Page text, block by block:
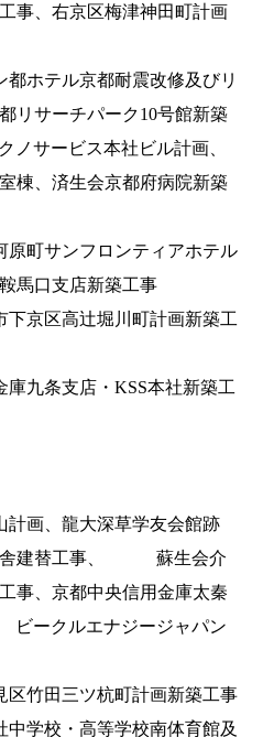
事、右京区梅津神田町計画
都ホテル京都耐震改修及びリ
リサーチパーク10号館新築
ノサービス本社ビル計画、
棟、済生会京都府病院新築
原町サンフロンティアホテル
馬口支店新築工事
下京区高辻堀川町計画新築工
庫九条支店・KSS本社新築工
計画、龍大深草学友会館跡
建替工事、
蘇生会介
事、京都中央信用金庫太秦
ビークルエナジージャパン
区竹田三ツ杭町計画新築工事
中学校・高等学校南体育館及